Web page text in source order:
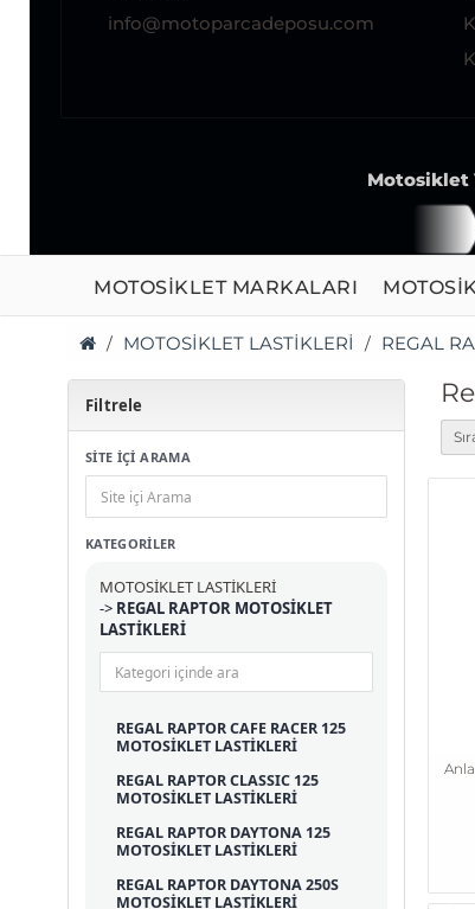
info@motoparcadeposu.com
Motosiklet
MOTOSİKLET MARKALARI
MOTOSİKLET LASTİKLERİ REGAL
Filtrele
SİTE İÇİ ARAMA
KATEGORILER
MOTOSİKLET LASTİKLERİ
-> REGAL RAPTOR MOTOSİKLET
LASTİKLERİ
REGAL RAPTOR CAFE RACER 125
MOTOSİKLET LASTİKLERİ
REGAL RAPTOR CLASSIC 125
MOTOSİKLET LASTİKLERİ
REGAL RAPTOR DAYTONA 125
MOTOSİKLET LASTİKLERİ
REGAL RAPTOR DAYTONA 250S
MOTOSİKLET LASTİKLERİ